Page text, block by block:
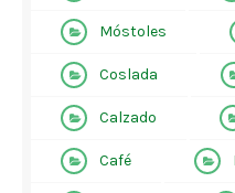
Móstoles
Coslada
Calzado
Café